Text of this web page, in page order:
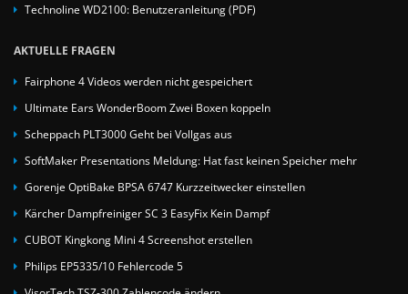
Technoline WD2100: Benutzeranleitung (PDF)
AKTUELLE FRAGEN
Fairphone 4 Videos werden nicht gespeichert
Ultimate Ears WonderBoom Zwei Boxen koppeln
Scheppach PLT3000 Geht bei Vollgas aus
SoftMaker Presentations Meldung: Hat fast keinen Speicher mehr
Gorenje OptiBake BPSA 6747 Kurzzeitwecker einstellen
Kärcher Dampfreiniger SC 3 EasyFix Kein Dampf
CUBOT Kingkong Mini 4 Screenshot erstellen
Philips EP5335/10 Fehlercode 5